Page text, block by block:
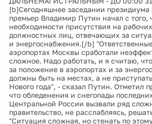
[b]Сегодняшнее заседании президиума
премьер Владимир Путин начал с того,
необходимости присутствия на
должностных лиц, отвечающих за
и энергоснабжения.[/b]
аэропортах Москвы сработали
сложное. Надо работать, и я считаю,
за положение в аэропортах и за
должны быть на местах, а не
Нового года", - сказал Путин. Отметил
что обледенения и снегопады
Центральной России вызвали ряд
правительство, не расслабляясь,
"Ситуация сложная, но стенать по